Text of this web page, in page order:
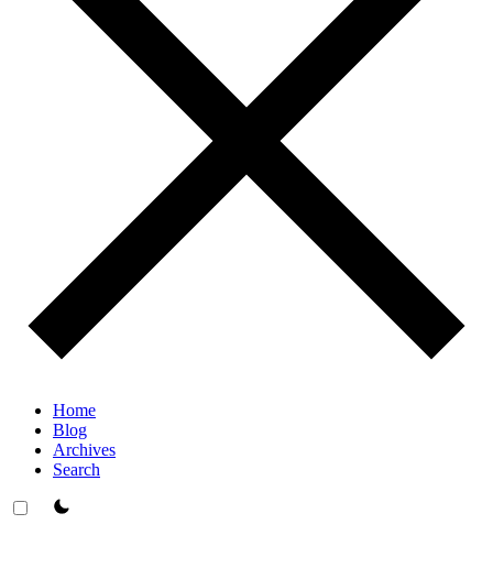
Home
Blog
Archives
Search
theme switcher